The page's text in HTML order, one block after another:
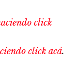
click
click acá.